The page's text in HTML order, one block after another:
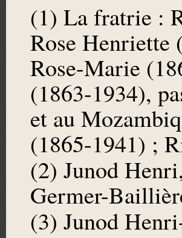
(1) La fratrie :
Rose Henriette
Rose-Marie
(1863-1934),
et au
(1865-1941) ;
(2) Junod
Germer-
(3) Junod